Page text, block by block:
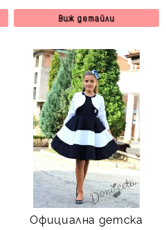
Виж детайли
Официална детска